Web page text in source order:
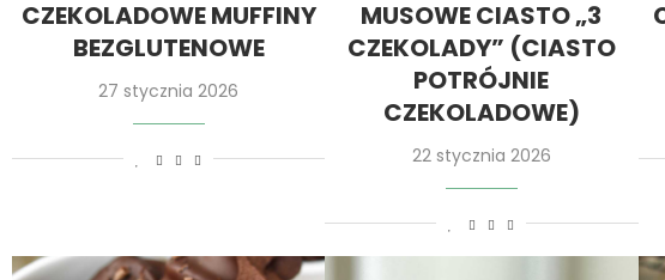
CZEKOLADOWE MUFFINY
BEZGLUTENOWE
27 stycznia 2026
MUSOWE CIASTO „3
CZEKOLADY” (CIASTO
POTRÓJNIE
CZEKOLADOWE)
22 stycznia 2026